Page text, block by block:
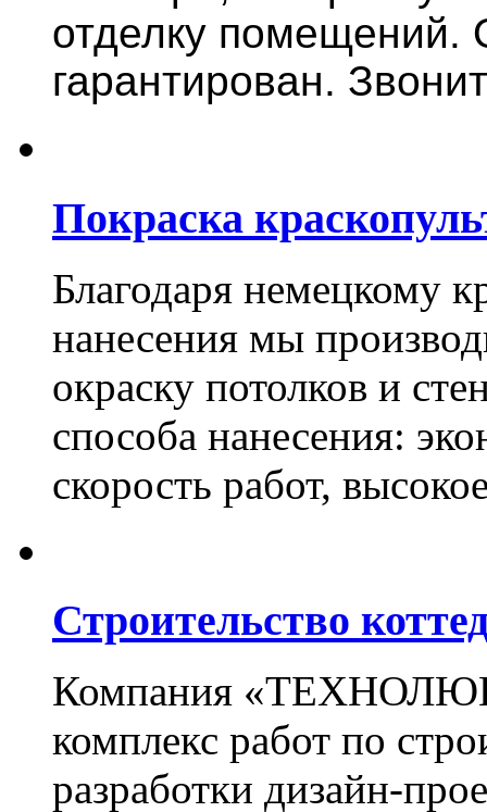
отделку помещений.
гарантирован.
Покраска
Благодаря немецкому
нанесения мы
окраску потолков и
способа нанесения:
скорость работ,
Строительство
Компания
комплекс работ по
разработки дизайн-